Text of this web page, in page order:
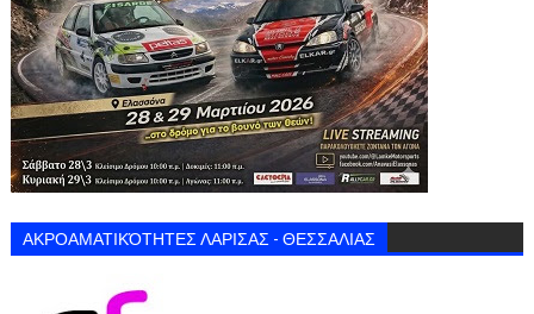
ΑΚΡΟΑΜΑΤΙΚΌΤΗΤΕΣ ΛΑΡΙΣΑΣ - ΘΕΣΣΑΛΙΑΣ